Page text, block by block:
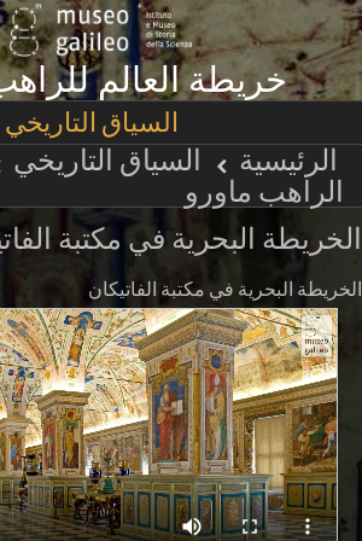
خريطة العالم
السياق التاريخي
الرئيسية
السياق التاريخي
الراهب ماورو
الخريطة البحرية في مكتبة
الخريطة البحرية في مكتبة الفاتيكان